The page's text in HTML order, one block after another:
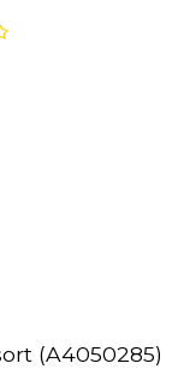
(A4050285)